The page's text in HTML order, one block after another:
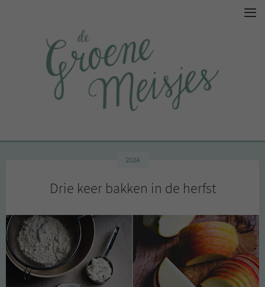
2024
Drie keer bakken in de herfst